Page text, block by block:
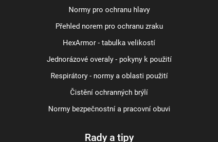
Normy pro ochranu hlavy
Přehled norem pro ochranu zraku
HexArmor - tabulka velikostí
Jednorázové overaly - pokyny k použití
Respirátory - normy a oblasti použití
Čistění ochranných brýlí
Normy bezpečnostní a pracovní obuvi
Rady a tipy